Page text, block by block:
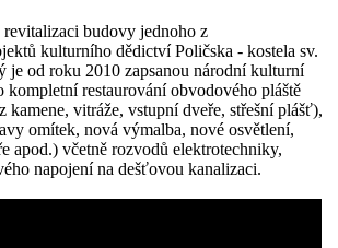
revitalizaci budovy jednoho z
kulturního dědictví Poličska - kostela sv.
je od roku 2010 zapsanou národní kulturní
kompletní restaurování obvodového pláště
kamene, vitráže, vstupní dveře, střešní plášť),
omítek, nová výmalba, nové osvětlení,
apod.) včetně rozvodů elektrotechniky,
napojení na dešťovou kanalizaci.